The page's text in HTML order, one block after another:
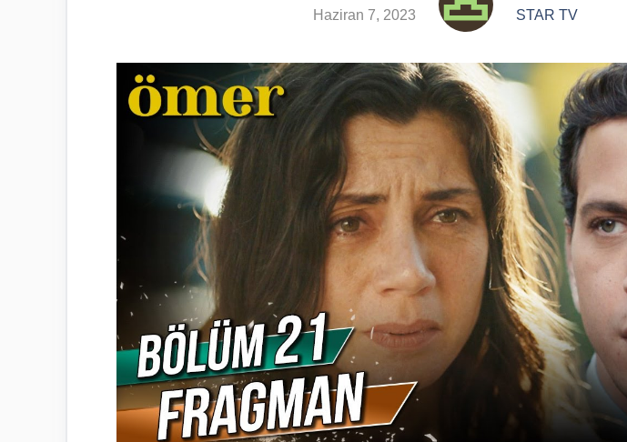
Haziran 7, 2023 STAR TV